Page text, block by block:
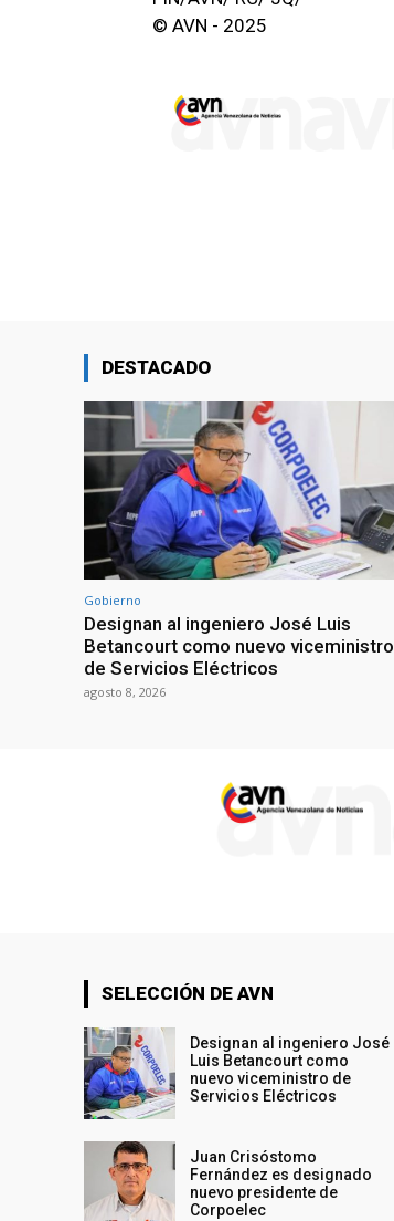
© AVN - 2025
DESTACADO
Gobierno
Designan al ingeniero José Luis
Betancourt como nuevo viceministro
de Servicios Eléctricos
agosto 8, 2026
SELECCIÓN DE AVN
Designan al ingeniero José
Luis Betancourt como
nuevo viceministro de
Servicios Eléctricos
Juan Crisóstomo
Fernández es designado
nuevo presidente de
Corpoelec